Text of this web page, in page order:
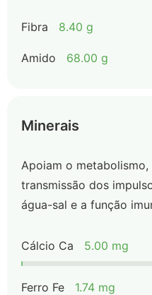
Fibra 8.40 g
Amido 68.00 g
Minerais
Apoiam o
transmissão dos
água-sal e a função
Cálcio Ca 5.00 mg
Ferro Fe 1.74 mg